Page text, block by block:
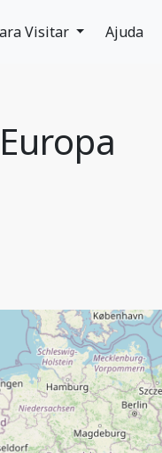
Visitar Ajuda